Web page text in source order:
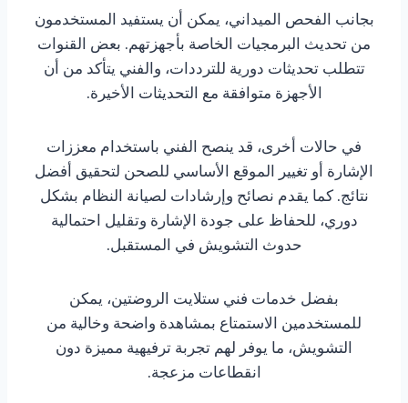
بجانب الفحص الميداني، يمكن أن يستفيد المستخدمون
من تحديث البرمجيات الخاصة بأجهزتهم. بعض القنوات
تتطلب تحديثات دورية للترددات، والفني يتأكد من أن
الأجهزة متوافقة مع التحديثات الأخيرة.
في حالات أخرى، قد ينصح الفني باستخدام معززات
الإشارة أو تغيير الموقع الأساسي للصحن لتحقيق أفضل
نتائج. كما يقدم نصائح وإرشادات لصيانة النظام بشكل
دوري، للحفاظ على جودة الإشارة وتقليل احتمالية
حدوث التشويش في المستقبل.
بفضل خدمات فني ستلايت الروضتين، يمكن
للمستخدمين الاستمتاع بمشاهدة واضحة وخالية من
التشويش، ما يوفر لهم تجربة ترفيهية مميزة دون
انقطاعات مزعجة.